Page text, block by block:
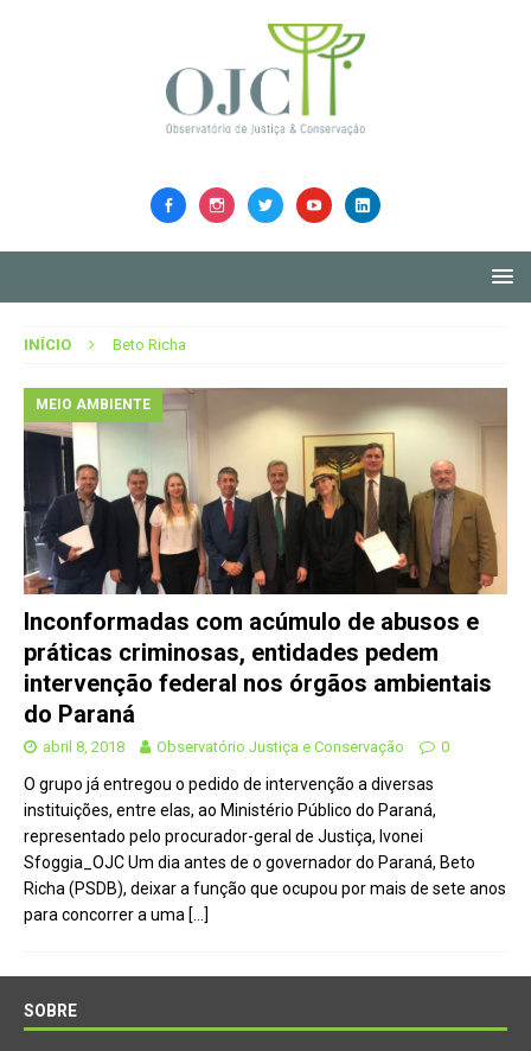
INÍCIO Beto Richa
MEIO AMBIENTE
Inconformadas com acúmulo de abusos e
práticas criminosas, entidades pedem
intervenção federal nos órgãos ambientais
do Paraná
abril 8, 2018 Observatório Justiça e Conservação 0
O grupo já entregou o pedido de intervenção a diversas
instituições, entre elas, ao Ministério Público do Paraná,
representado pelo procurador-geral de Justiça, Ivonei
Sfoggia_OJC Um dia antes de o governador do Paraná, Beto
Richa (PSDB), deixar a função que ocupou por mais de sete anos
para concorrer a uma […]
SOBRE